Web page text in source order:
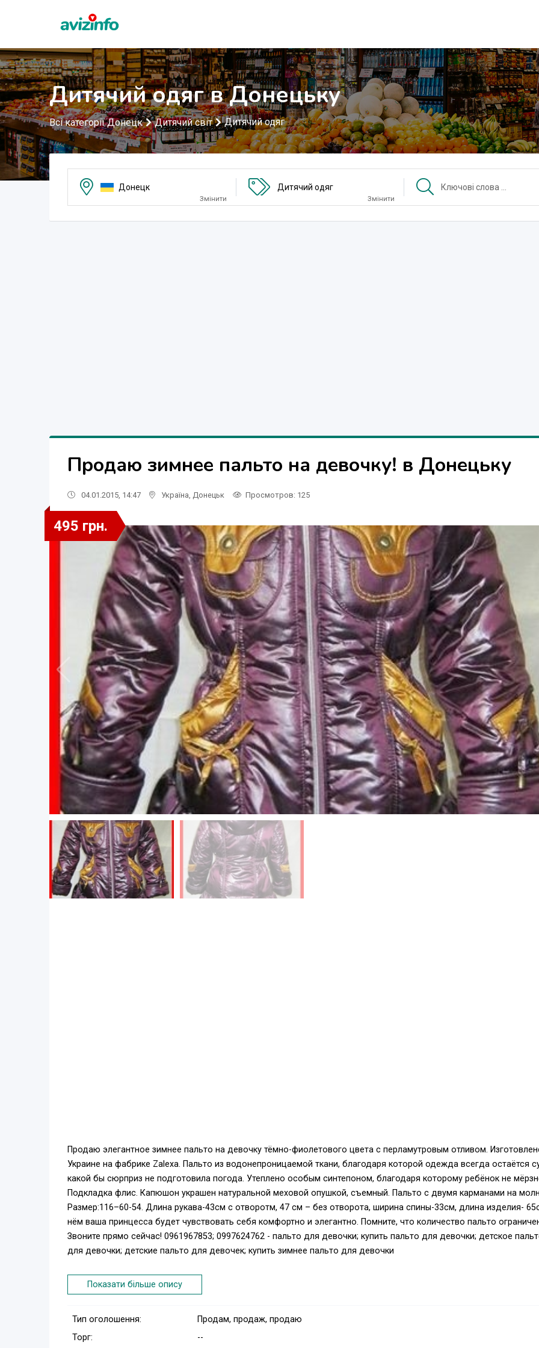
Дитячий одяг в Донецьку
Всі категорії Донецк Дитячий світ Дитячий одяг
Донецк
Змінити
Дитячий одяг
Змінити
Продаю зимнее пальто на девочку! в Донецьку
04.01.2015, 14:47 Україна Донецьк Просмотров: 125
495 грн.
Продаю элегантное зимнее пальто на девочку тёмно-фиолетового цвета с перламутровым отливом.
Украине на фабрике Zalexa. Пальто из водонепроницаемой ткани, благодаря которой одежда всегда остаётся
какой бы сюрприз не подготовила погода. Утеплено особым синтепоном, благодаря которому ребёнок не
Подкладка флис. Капюшон украшен натуральной меховой опушкой, съемный. Пальто с двумя карманами на
Размер:116–60-54. Длина рукава-43см с отворотм, 47 см – без отворота, ширина спины-33см, длина изделия-
нём ваша принцесса будет чувствовать себя комфортно и элегантно. Помните, что количество пальто
Звоните прямо сейчас! 0961967853; 0997624762 - пальто для девочки; купить пальто для девочки; детское
для девочки; детские пальто для девочек; купить зимнее пальто для девочки
Показати більше опису
Тип оголошення:
Продам, продаж, продаю
Торг:
--